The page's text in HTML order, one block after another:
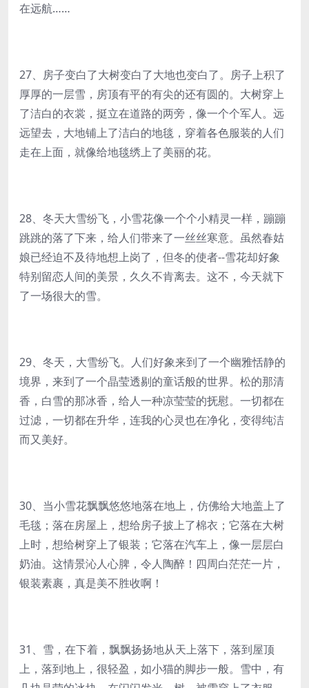
在远航……
27、房子变白了大树变白了大地也变白了。房子上积了
厚厚的一层雪，房顶有平的有尖的还有圆的。大树穿上
了洁白的衣裳，挺立在道路的两旁，像一个个军人。远
远望去，大地铺上了洁白的地毯，穿着各色服装的人们
走在上面，就像给地毯绣上了美丽的花。
28、冬天大雪纷飞，小雪花像一个个小精灵一样，蹦蹦
跳跳的落了下来，给人们带来了一丝丝寒意。虽然春姑
娘已经迫不及待地想上岗了，但冬的使者--雪花却好象
特别留恋人间的美景，久久不肯离去。这不，今天就下
了一场很大的雪。
29、冬天，大雪纷飞。人们好象来到了一个幽雅恬静的
境界，来到了一个晶莹透剔的童话般的世界。松的那清
香，白雪的那冰香，给人一种凉莹莹的抚慰。一切都在
过滤，一切都在升华，连我的心灵也在净化，变得纯洁
而又美好。
30、当小雪花飘飘悠悠地落在地上，仿佛给大地盖上了
毛毯；落在房屋上，想给房子披上了棉衣；它落在大树
上时，想给树穿上了银装；它落在汽车上，像一层层白
奶油。这情景沁人心脾，令人陶醉！四周白茫茫一片，
银装素裹，真是美不胜收啊！
31、雪，在下着，飘飘扬扬地从天上落下，落到屋顶
上，落到地上，很轻盈，如小猫的脚步一般。雪中，有